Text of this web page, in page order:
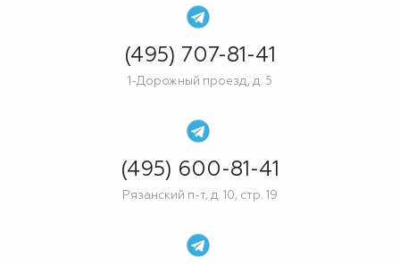
(495) 707-81-41
1-Дорожный проезд, д. 5
(495) 600-81-41
Рязанский п-т, д. 10, стр. 19